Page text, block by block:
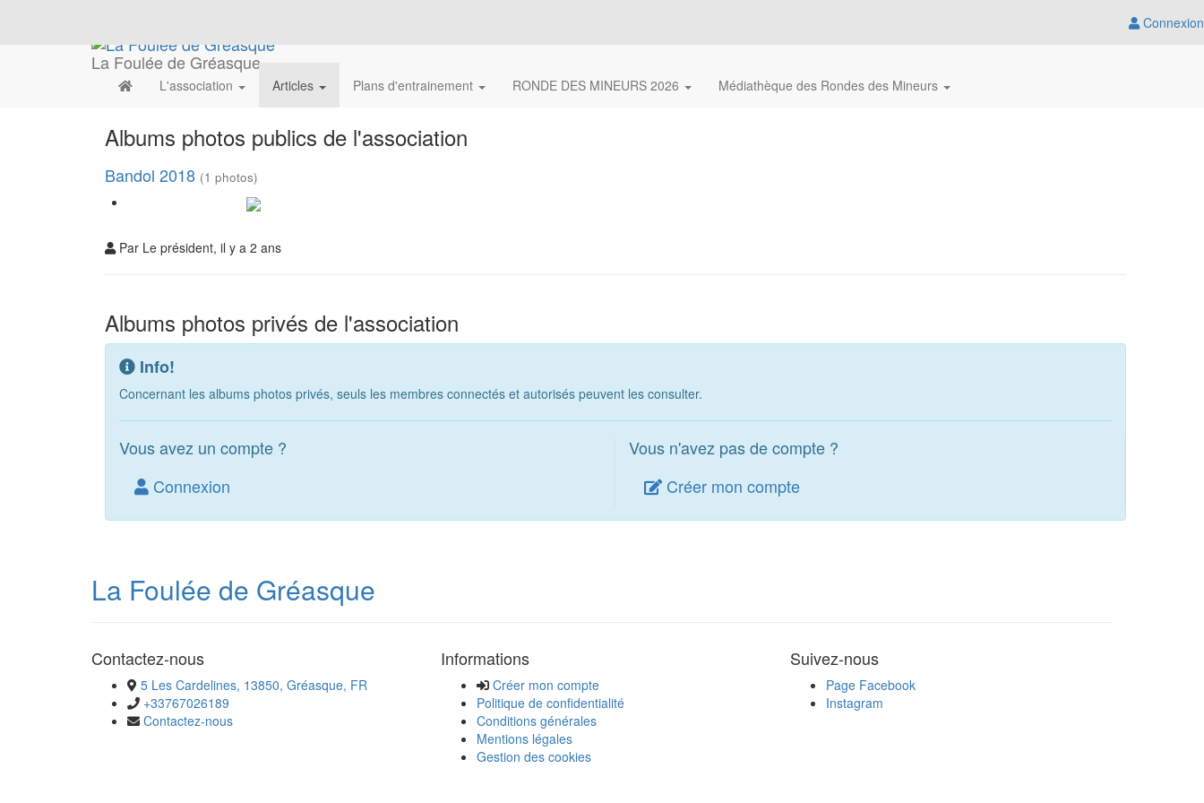
Connexion
La Foulée de Gréasque
L'association Articles Plans d'entrainement RONDE DES MINEURS 2026 Médiathèque des Rondes des Mineurs
Albums photos publics de l'association
Bandol 2018 (1 photos)
Par Le président, il y a 2 ans
Albums photos privés de l'association
Info!
Concernant les albums photos privés, seuls les membres connectés et autorisés peuvent les consulter.
Vous avez un compte ?
Connexion
Vous n'avez pas de compte ?
Créer mon compte
La Foulée de Gréasque
Contactez-nous
5 Les Cardelines, 13850, Gréasque, FR
+33767026189
Contactez-nous
Informations
Créer mon compte
Politique de confidentialité
Conditions générales
Mentions légales
Gestion des cookies
Suivez-nous
Page Facebook
Instagram